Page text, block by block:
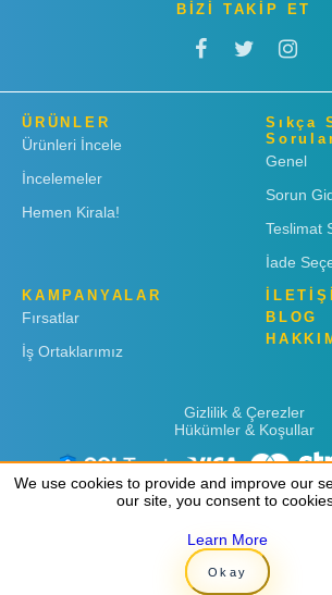
BİZİ TAKİP ET
ÜRÜNLER
Ürünleri İncele
İncelemeler
Hemen Kirala!
Sıkça
Genel
Sorun
Teslimat
İade
KAMPANYALAR
Fırsatlar
İş Ortaklarımız
BLOG
Gizlilik & Çerezler
Hükümler & Koşullar
Copyright © 2019 Rent 'n
We use cookies to provide and improve our
our site, you consent to
Learn More
Okay
We use cookies to provide and improve our
our site, you consent to
Learn More
Okay